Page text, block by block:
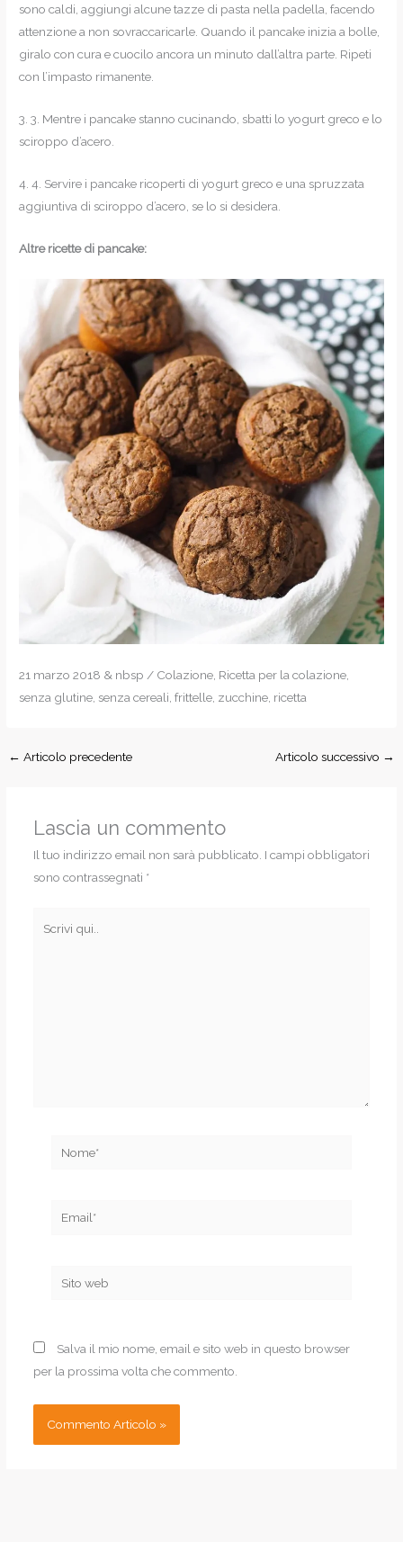
sono caldi, aggiungi alcune tazze di pasta nella padella, facendo
attenzione a non sovraccaricarle. Quando il pancake inizia a bolle,
giralo con cura e cuocilo ancora un minuto dall’altra parte. Ripeti
con l’impasto rimanente.
3. 3. Mentre i pancake stanno cucinando, sbatti lo yogurt greco e lo
sciroppo d’acero.
4. 4. Servire i pancake ricoperti di yogurt greco e una spruzzata
aggiuntiva di sciroppo d’acero, se lo si desidera.
Altre ricette di pancake:
21 marzo 2018 & nbsp / Colazione, Ricetta per la colazione,
senza glutine, senza cereali, frittelle, zucchine, ricetta
← Articolo precedente Articolo successivo →
Lascia un commento
Il tuo indirizzo email non sarà pubblicato. I campi obbligatori
sono contrassegnati *
Sito
Salva il mio nome, email e sito web in questo browser
per la prossima volta che commento.